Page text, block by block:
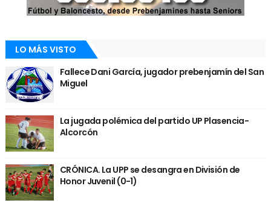
LO MÁS VISTO
Fallece Dani García, jugador prebenjamín del San
Miguel
La jugada polémica del partido UP Plasencia-
Alcorcón
CRÓNICA. La UPP se desangra en División de
Honor Juvenil (0-1)